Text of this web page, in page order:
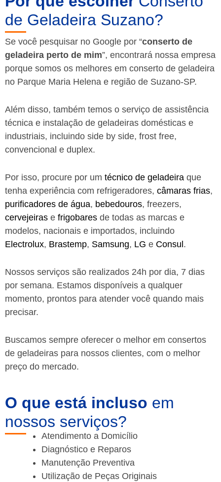
de Geladeira Suzano?
Se você pesquisar no Google por “conserto de
geladeira perto de mim”, encontrará nossa empresa
porque somos os melhores em conserto de geladeira
no Parque Maria Helena e região de Suzano-SP.
Além disso, também temos o serviço de assistência
técnica e instalação de geladeiras domésticas e
industriais, incluindo side by side, frost free,
convencional e duplex.
Por isso, procure por um técnico de geladeira que
tenha experiência com refrigeradores, câmaras frias,
purificadores de água, bebedouros, freezers,
cervejeiras e frigobares de todas as marcas e
modelos, nacionais e importados, incluindo
Electrolux, Brastemp, Samsung, LG e Consul .
Nossos serviços são realizados 24h por dia, 7 dias
por semana. Estamos disponíveis a qualquer
momento, prontos para atender você quando mais
precisar.
Buscamos sempre oferecer o melhor em consertos
de geladeiras para nossos clientes, com o melhor
preço do mercado.
O que está incluso em
nossos serviços?
Atendimento a Domicílio
Diagnóstico e Reparos
Manutenção Preventiva
Utilização de Peças Originais